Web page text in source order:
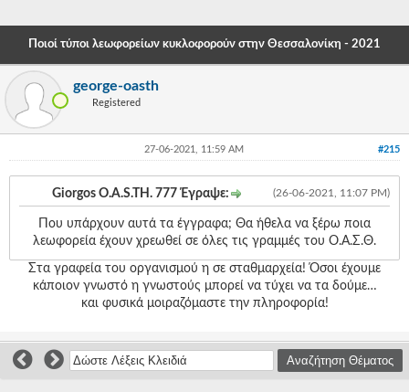
-
-
-
-
-
-
Επισκέπτη!
Ποιοί τύποι λεωφορείων κυκλοφορούν στην Θεσσαλονίκη - 2021
george-oasth
Registered
#215
27-06-2021, 11:59 AM
(26-06-2021, 11:07 PM)
Giorgos O.A.S.TH. 777 Έγραψε:
Που υπάρχουν αυτά τα έγγραφα; Θα ήθελα να ξέρω ποια
λεωφορεία έχουν χρεωθεί σε όλες τις γραμμές του Ο.Α.Σ.Θ.
Στα γραφεία του οργανισμού η σε σταθμαρχεία! Όσοι έχουμε
κάποιον γνωστό η γνωστούς μπορεί να τύχει να τα δούμε…
και φυσικά μοιραζόμαστε την πληροφορία!